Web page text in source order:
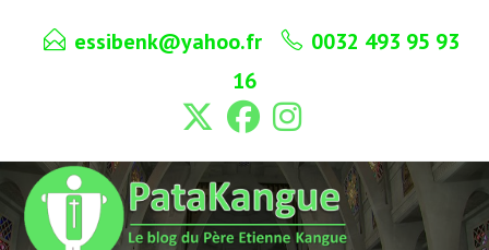
essibenk@yahoo.fr
0032 493 95 93
16